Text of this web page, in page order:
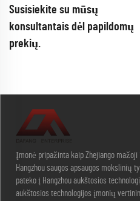
Susisiekite su mūsų
konsultantais dėl papildomų
prekių.
Įmonė pripažinta kaip Zhejiango
Hangzhou saugos apsaugos
pateko į Hangzhou aukštosios
aukštosios technologijos įmonių